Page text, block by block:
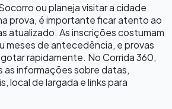
ou planeja visitar a cidade
prova, é importante ficar atento ao
atualizado. As inscrições costumam
meses de antecedência, e provas
rapidamente. No Corrida 360,
informações sobre datas,
local de largada e links para